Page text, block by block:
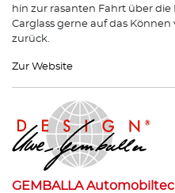
hin zur rasanten Fahrt über
Carglass gerne auf das
zurück.
Zur Website
GEMBALLA